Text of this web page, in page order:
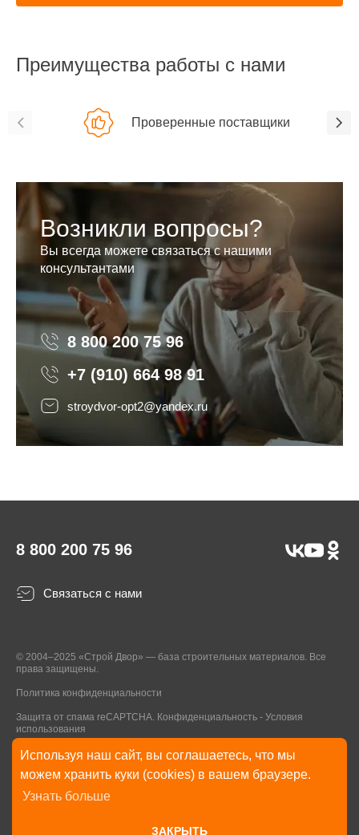
Используя наш сайт, вы соглашаетесь, что мы
можем хранить куки (cookies) в вашем браузере.
Узнать больше
ЗАКРЫТЬ
Преимущества работы с нами
Проверенные поставщики
Возникли вопросы?
Вы всегда можете связаться с нашими
консультантами
8 800 200 75 96 8 800 200 75 96
+7 (910) 664 98 91
stroydvor-opt2@yandex.ru
8 800 200 75 96
Связаться с нами
© 2004–2025 «Строй Двор» — база строительных материалов. Все
права защищены.
Политика конфиденциальности
Защита от спама reCAPTCHA. Конфиденциальность - Условия
использования
* Указанные на Сайте цены, комплектации, описания и технические
характеристики могут быть изменены в любое время без уведомления
пользователей Сайта. Внешний вид товаров и упаковки может